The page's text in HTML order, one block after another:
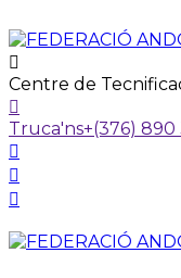
Centre de
Truca'ns+(376) 890